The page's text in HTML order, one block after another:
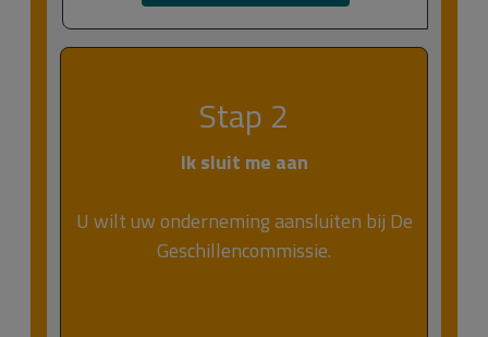
Stap 2
Ik sluit me aan
U wilt uw onderneming aansluiten bij De
Geschillencommissie.